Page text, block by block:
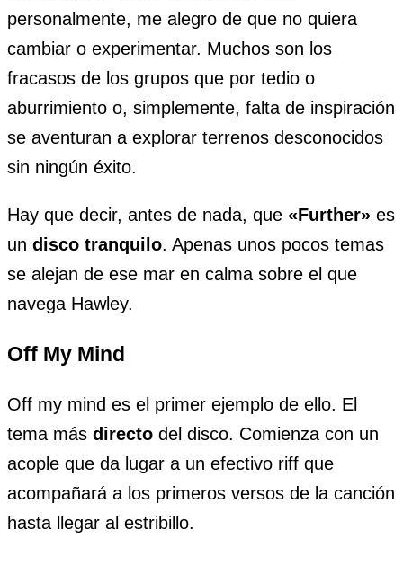
personalmente, me alegro de que no quiera
cambiar o experimentar. Muchos son los
fracasos de los grupos que por tedio o
aburrimiento o, simplemente, falta de inspiración
se aventuran a explorar terrenos desconocidos
sin ningún éxito.
Hay que decir, antes de nada, que «Further» es
un disco tranquilo. Apenas unos pocos temas
se alejan de ese mar en calma sobre el que
navega Hawley.
Off My Mind
Off my mind es el primer ejemplo de ello. El
tema más directo del disco. Comienza con un
acople que da lugar a un efectivo riff que
acompañará a los primeros versos de la canción
hasta llegar al estribillo.